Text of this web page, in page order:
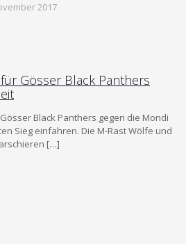
2017
Gösser Black Panthers
Black Panthers gegen die Mondi
Sieg einfahren. Die M-Rast Wölfe und
[…]